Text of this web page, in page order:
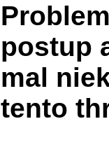
postup
mal
tento